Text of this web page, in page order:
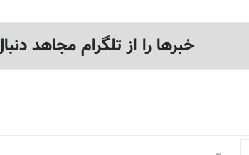
خبرها را از تلگرام مجاهد